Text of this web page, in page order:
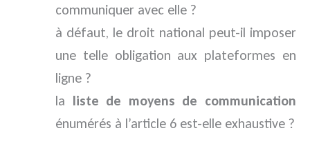
communiquer avec elle ?
à défaut, le droit national peut-il imposer
une telle obligation aux plateformes en
ligne ?
la liste de moyens de communication
énumérés à l’article 6 est-elle exhaustive ?